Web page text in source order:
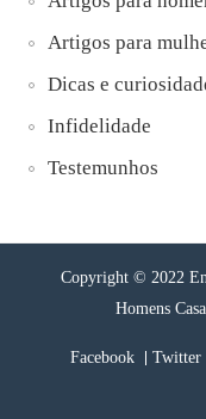
Artigos para
Dicas e
Infidelidade
Testemunhos
Copyright © 2022
Homens
Facebook Twitter